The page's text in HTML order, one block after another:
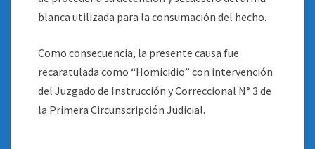
blanca utilizada para la consumación del hecho.
Como consecuencia, la presente causa fue
recaratulada como “Homicidio” con intervención
del Juzgado de Instrucción y Correccional N° 3 de
la Primera Circunscripción Judicial.